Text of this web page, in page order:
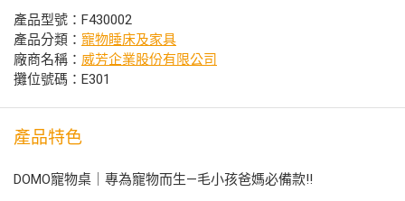
產品型號：F430002
產品分類： 寵物睡床及家具
廠商名稱： 威芳企業股份有限公司
攤位號碼：E301
產品特色
DOMO寵物桌｜專為寵物而生—毛小孩爸媽必備款!!